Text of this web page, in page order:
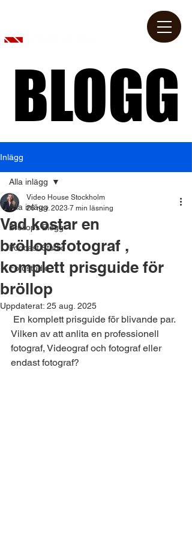
BLOGG
BLOGG
Inlägg
Alla inlägg
Bröllops Blogg
Podcast Studio
Fotostudio
Alla inlägg
Vad kostar en
bröllopsfotograf ,
komplett prisguide för
bröllop
Video House Stockholm
26 nov. 2023 7 min läsning
Uppdaterat: 25 aug. 2025
En komplett prisguide för blivande par.
Vilken av att anlita en professionell
fotograf, Videograf och fotograf eller
endast fotograf?